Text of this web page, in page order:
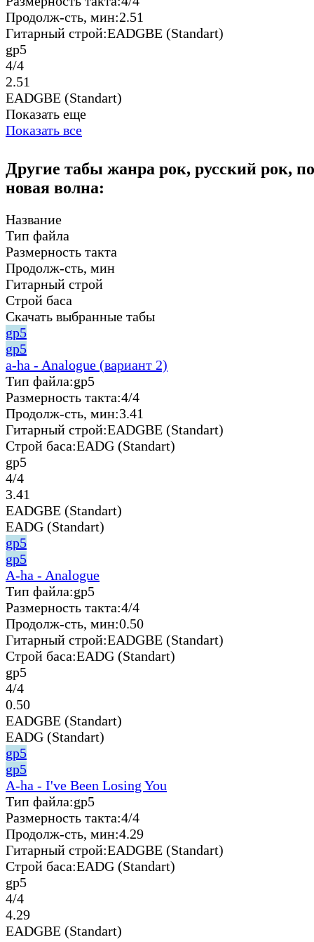
Продолж-сть, мин:2.51
Гитарный строй:EADGBE (Standart)
gp5
4/4
2.51
EADGBE (Standart)
Показать еще
Показать все
Другие табы жанра рок, русский рок,
новая волна:
Название
Тип файла
Размерность такта
Продолж-сть, мин
Гитарный строй
Строй баса
Скачать выбранные табы
gp5
gp5
a-ha - Analogue (вариант 2)
Тип файла:gp5
Размерность такта:4/4
Продолж-сть, мин:3.41
Гитарный строй:EADGBE (Standart)
Строй баса:EADG (Standart)
gp5
4/4
3.41
EADGBE (Standart)
EADG (Standart)
gp5
gp5
A-ha - Analogue
Тип файла:gp5
Размерность такта:4/4
Продолж-сть, мин:0.50
Гитарный строй:EADGBE (Standart)
Строй баса:EADG (Standart)
gp5
4/4
0.50
EADGBE (Standart)
EADG (Standart)
gp5
gp5
A-ha - I've Been Losing You
Тип файла:gp5
Размерность такта:4/4
Продолж-сть, мин:4.29
Гитарный строй:EADGBE (Standart)
Строй баса:EADG (Standart)
gp5
4/4
4.29
EADGBE (Standart)